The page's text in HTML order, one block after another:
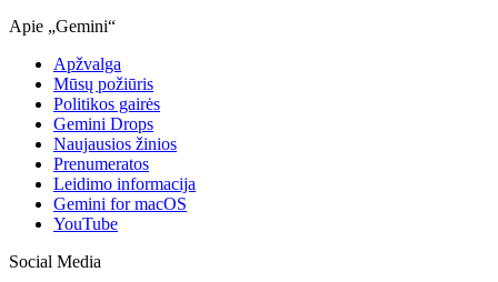
Apie „Gemini“
Apžvalga
Mūsų požiūris
Politikos gairės
Gemini Drops
Naujausios žinios
Prenumeratos
Leidimo informacija
Gemini for macOS
YouTube
Social Media